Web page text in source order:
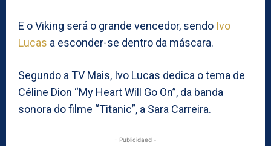
E o Viking será o grande vencedor, sendo Ivo
Lucas a esconder-se dentro da máscara.
Segundo a TV Mais, Ivo Lucas dedica o tema de
Céline Dion “My Heart Will Go On”, da banda
sonora do filme “Titanic”, a Sara Carreira.
- Publicidaed -